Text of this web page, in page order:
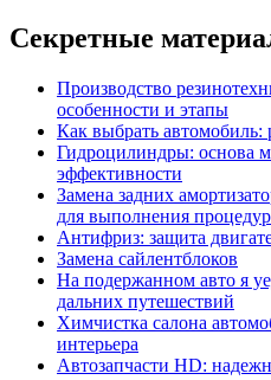
Секретные
Производство
особенности и этапы
Как выбрать
Гидроцилиндры: основа
эффективности
Замена задних
для выполнения
Антифриз: защита
Замена сайлентблоков
На подержанном авто я
дальних путешествий
Химчистка салона
интерьера
Автозапчасти HD: